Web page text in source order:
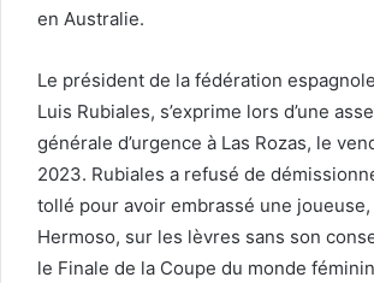
en Australie.
Le président de la fédération
Luis Rubiales, s’exprime lors d’une
générale d’urgence à Las Rozas, le
2023. Rubiales a refusé de
tollé pour avoir embrassé une
Hermoso, sur les lèvres sans son
le Finale de la Coupe du monde